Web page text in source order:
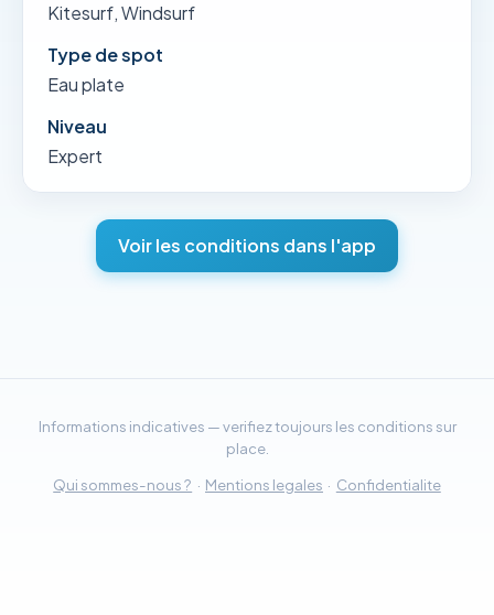
Kitesurf, Windsurf
Type de spot
Eau plate
Niveau
Expert
Voir les conditions dans l'app
Informations indicatives — verifiez toujours les conditions sur
place.
Qui sommes-nous ? · Mentions legales · Confidentialite